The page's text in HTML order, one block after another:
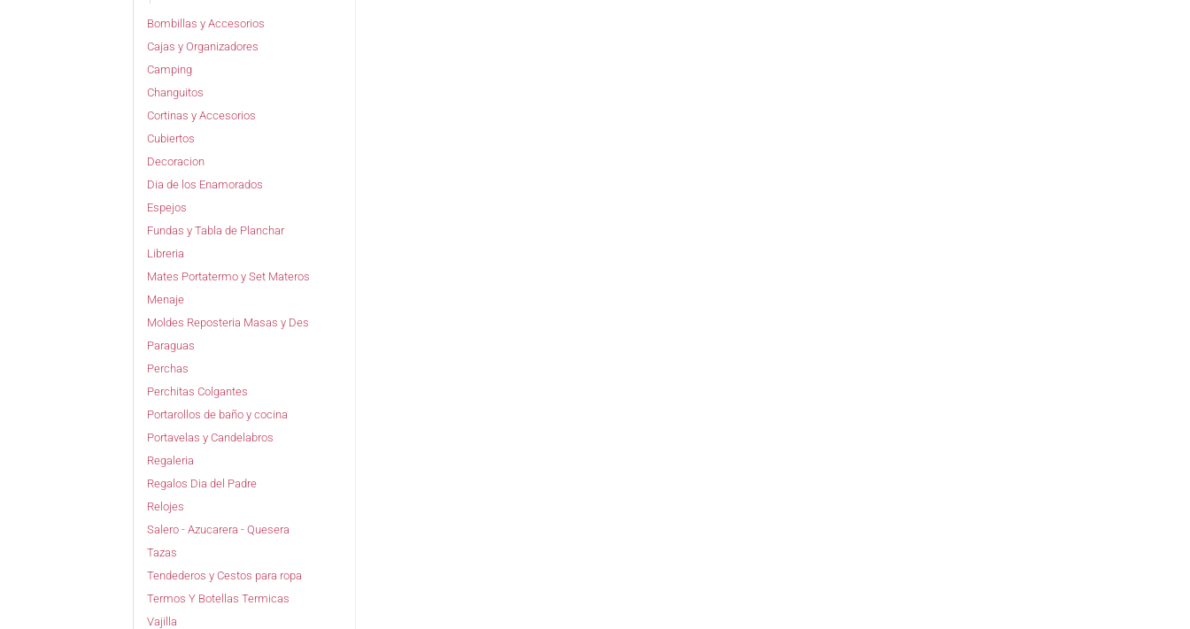
Bombillas y Accesorios
Cajas y Organizadores
Camping
Changuitos
Cortinas y Accesorios
Cubiertos
Decoracion
Dia de los Enamorados
Espejos
Fundas y Tabla de Planchar
Libreria
Mates Portatermo y Set Materos
Menaje
Moldes Reposteria Masas y Des
Paraguas
Perchas
Perchitas Colgantes
Portarollos de baño y cocina
Portavelas y Candelabros
Regaleria
Regalos Dia del Padre
Relojes
Salero - Azucarera - Quesera
Tazas
Tendederos y Cestos para ropa
Termos Y Botellas Termicas
Vajilla